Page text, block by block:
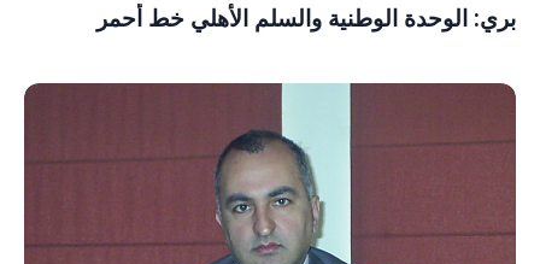
بري: الوحدة الوطنية والسلم الأهلي خط أحمر